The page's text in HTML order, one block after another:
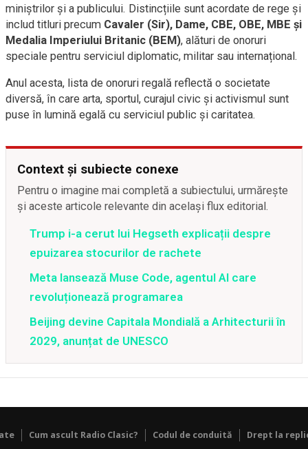
miniștrilor și a publicului. Distincțiile sunt acordate de rege și
includ titluri precum Cavaler (Sir), Dame, CBE, OBE, MBE și
Medalia Imperiului Britanic (BEM), alături de onoruri
speciale pentru serviciul diplomatic, militar sau internațional.
Anul acesta, lista de onoruri regală reflectă o societate
diversă, în care arta, sportul, curajul civic și activismul sunt
puse în lumină egală cu serviciul public și caritatea.
Context și subiecte conexe
Pentru o imagine mai completă a subiectului, urmărește
și aceste articole relevante din același flux editorial.
Trump i-a cerut lui Hegseth explicații despre
epuizarea stocurilor de rachete
Meta lansează Muse Code, agentul AI care
revoluționează programarea
Beijing devine Capitala Mondială a Arhitecturii în
2029, anunțat de UNESCO
Cum ascult Radio Clasic? Codul de conduită Drept la